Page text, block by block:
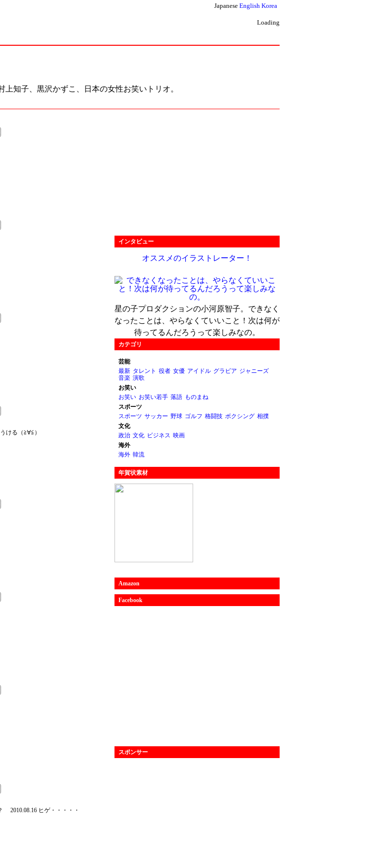
Japanese English Korea
Loading
知子、黒沢かずこ、日本の女性お笑いトリオ。
ける（≧∀≦）
2010.08.16 ヒゲ・・・・・
インタビュー
オススメのイラストレーター！
星の子プロダクションの小河原智子。できなく
なったことは、やらなくていいこと！次は何が
待ってるんだろうって楽しみなの。
カテゴリ
芸能
最新 タレント 役者 女優 アイドル グラビア ジャニーズ
音楽 演歌
お笑い
お笑い お笑い若手 落語 ものまね
スポーツ
スポーツ サッカー 野球 ゴルフ 格闘技 ボクシング 相撲
文化
政治 文化 ビジネス 映画
海外
海外 韓流
年賀状素材
Amazon
Facebook
スポンサー